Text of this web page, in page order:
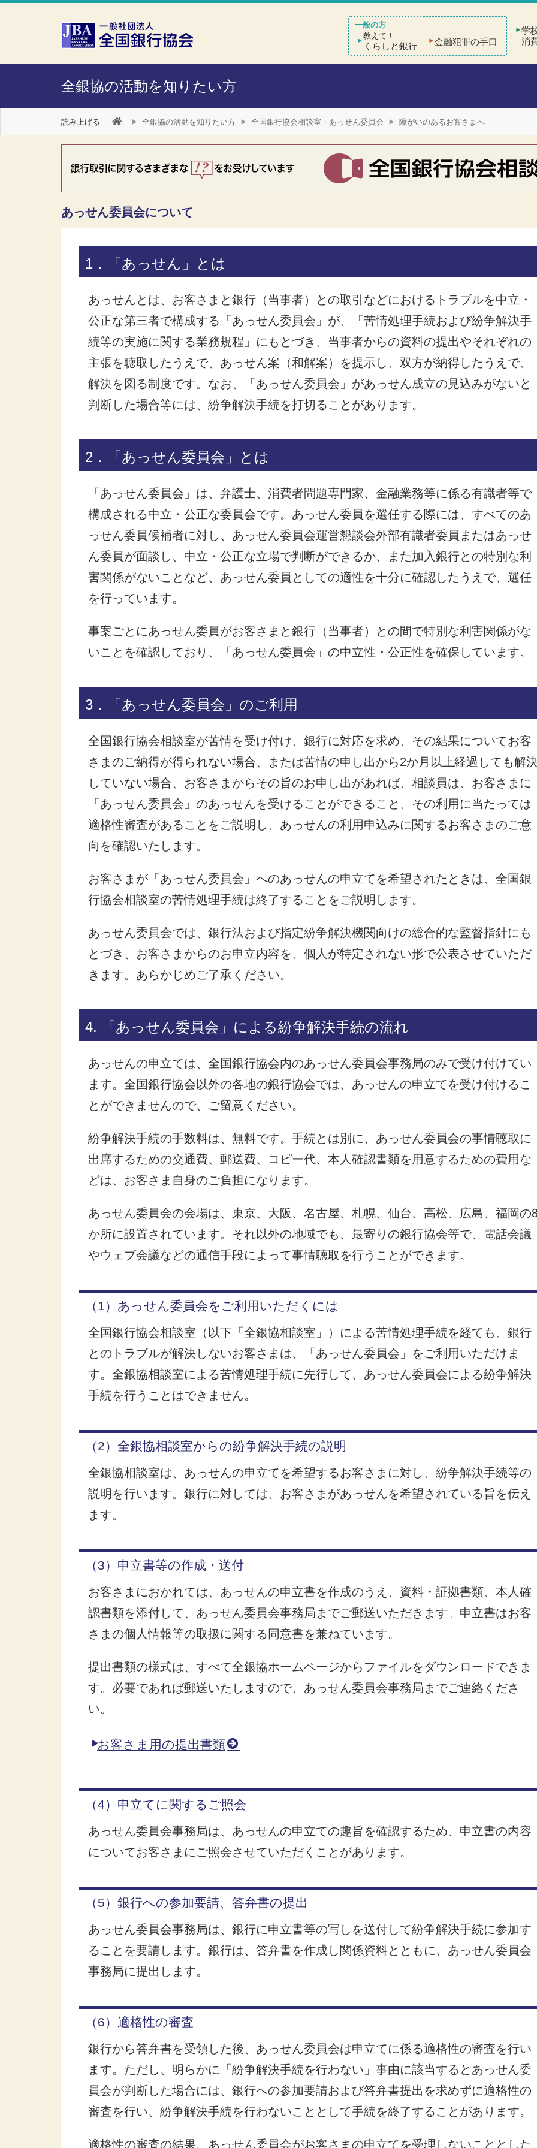
本文へスキップ
障がい者向け相談窓口
教えて！
くらしと銀行 金融犯罪の手口
学
消
全銀協の活動を知りたい方
読み上げる 全銀協の活動を知りたい方 全国銀行協会相談室・あっせん委員会 障がいのあるお客さまへ
あっせん委員会について
1．「あっせん」とは
あっせんとは、お客さまと銀行（当事者）との取引などにおけるトラブルを中立・
公正な第三者で構成する「あっせん委員会」が、「苦情処理手続および紛争解決手
続等の実施に関する業務規程」にもとづき、当事者からの資料の提出やそれぞれの
主張を聴取したうえで、あっせん案（和解案）を提示し、双方が納得したうえで、
解決を図る制度です。なお、「あっせん委員会」があっせん成立の見込みがないと
判断した場合等には、紛争解決手続を打切ることがあります。
2．「あっせん委員会」とは
「あっせん委員会」は、弁護士、消費者問題専門家、金融業務等に係る有識者等で
構成される中立・公正な委員会です。あっせん委員を選任する際には、すべてのあ
っせん委員候補者に対し、あっせん委員会運営懇談会外部有識者委員またはあっせ
ん委員が面談し、中立・公正な立場で判断ができるか、また加入銀行との特別な利
害関係がないことなど、あっせん委員としての適性を十分に確認したうえで、選任
を行っています。
事案ごとにあっせん委員がお客さまと銀行（当事者）との間で特別な利害関係がな
いことを確認しており、「あっせん委員会」の中立性・公正性を確保しています。
3．「あっせん委員会」のご利用
全国銀行協会相談室が苦情を受け付け、銀行に対応を求め、その結果についてお客
さまのご納得が得られない場合、または苦情の申し出から2か月以上経過しても解
していない場合、お客さまからその旨のお申し出があれば、相談員は、お客さまに
「あっせん委員会」のあっせんを受けることができること、その利用に当たっては
適格性審査があることをご説明し、あっせんの利用申込みに関するお客さまのご意
向を確認いたします。
お客さまが「あっせん委員会」へのあっせんの申立てを希望されたときは、全国銀
行協会相談室の苦情処理手続は終了することをご説明します。
あっせん委員会では、銀行法および指定紛争解決機関向けの総合的な監督指針にも
とづき、お客さまからのお申立内容を、個人が特定されない形で公表させていただ
きます。あらかじめご了承ください。
4. 「あっせん委員会」による紛争解決手続の流れ
あっせんの申立ては、全国銀行協会内のあっせん委員会事務局のみで受け付けてい
ます。全国銀行協会以外の各地の銀行協会では、あっせんの申立てを受け付けるこ
とができませんので、ご留意ください。
紛争解決手続の手数料は、無料です。手続とは別に、あっせん委員会の事情聴取に
出席するための交通費、郵送費、コピー代、本人確認書類を用意するための費用な
どは、お客さま自身のご負担になります。
あっせん委員会の会場は、東京、大阪、名古屋、札幌、仙台、高松、広島、福岡の
か所に設置されています。それ以外の地域でも、最寄りの銀行協会等で、電話会議
やウェブ会議などの通信手段によって事情聴取を行うことができます。
（1）あっせん委員会をご利用いただくには
全国銀行協会相談室（以下「全銀協相談室」）による苦情処理手続を経ても、銀行
とのトラブルが解決しないお客さまは、「あっせん委員会」をご利用いただけま
す。全銀協相談室による苦情処理手続に先行して、あっせん委員会による紛争解決
手続を行うことはできません。
（2）全銀協相談室からの紛争解決手続の説明
全銀協相談室は、あっせんの申立てを希望するお客さまに対し、紛争解決手続等の
説明を行います。銀行に対しては、お客さまがあっせんを希望されている旨を伝え
ます。
（3）申立書等の作成・送付
お客さまにおかれては、あっせんの申立書を作成のうえ、資料・証拠書類、本人確
認書類を添付して、あっせん委員会事務局までご郵送いただきます。申立書はお客
さまの個人情報等の取扱に関する同意書を兼ねています。
提出書類の様式は、すべて全銀協ホームページからファイルをダウンロードできま
す。必要であれば郵送いたしますので、あっせん委員会事務局までご連絡くださ
い。
お客さま用の提出書類
（4）申立てに関するご照会
あっせん委員会事務局は、あっせんの申立ての趣旨を確認するため、申立書の内容
についてお客さまにご照会させていただくことがあります。
（5）銀行への参加要請、答弁書の提出
あっせん委員会事務局は、銀行に申立書等の写しを送付して紛争解決手続に参加す
ることを要請します。銀行は、答弁書を作成し関係資料とともに、あっせん委員会
事務局に提出します。
（6）適格性の審査
銀行から答弁書を受領した後、あっせん委員会は申立てに係る適格性の審査を行い
ます。ただし、明らかに「紛争解決手続を行わない」事由に該当するとあっせん委
員会が判断した場合には、銀行への参加要請および答弁書提出を求めずに適格性の
審査を行い、紛争解決手続を行わないこととして手続を終了することがあります。
適格性の審査の結果、あっせん委員会がお客さまの申立てを受理しないこととした